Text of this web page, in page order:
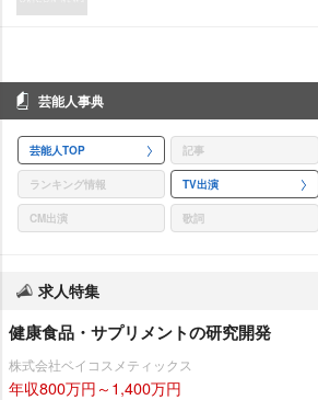
芸能人事典
芸能人TOP 記事
ランキング情報 TV出演
CM出演 歌詞
求人特集
健康食品・サプリメントの研究開発
株式会社ベイコスメティックス
年収800万円～1,400万円